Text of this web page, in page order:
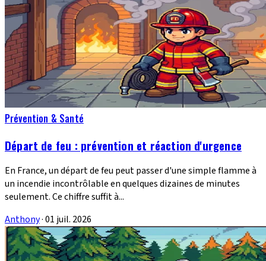
Prévention & Santé
Départ de feu : prévention et réaction d'urgence
En France, un départ de feu peut passer d'une simple flamme à
un incendie incontrôlable en quelques dizaines de minutes
seulement. Ce chiffre suffit à...
Anthony·01 juil. 2026